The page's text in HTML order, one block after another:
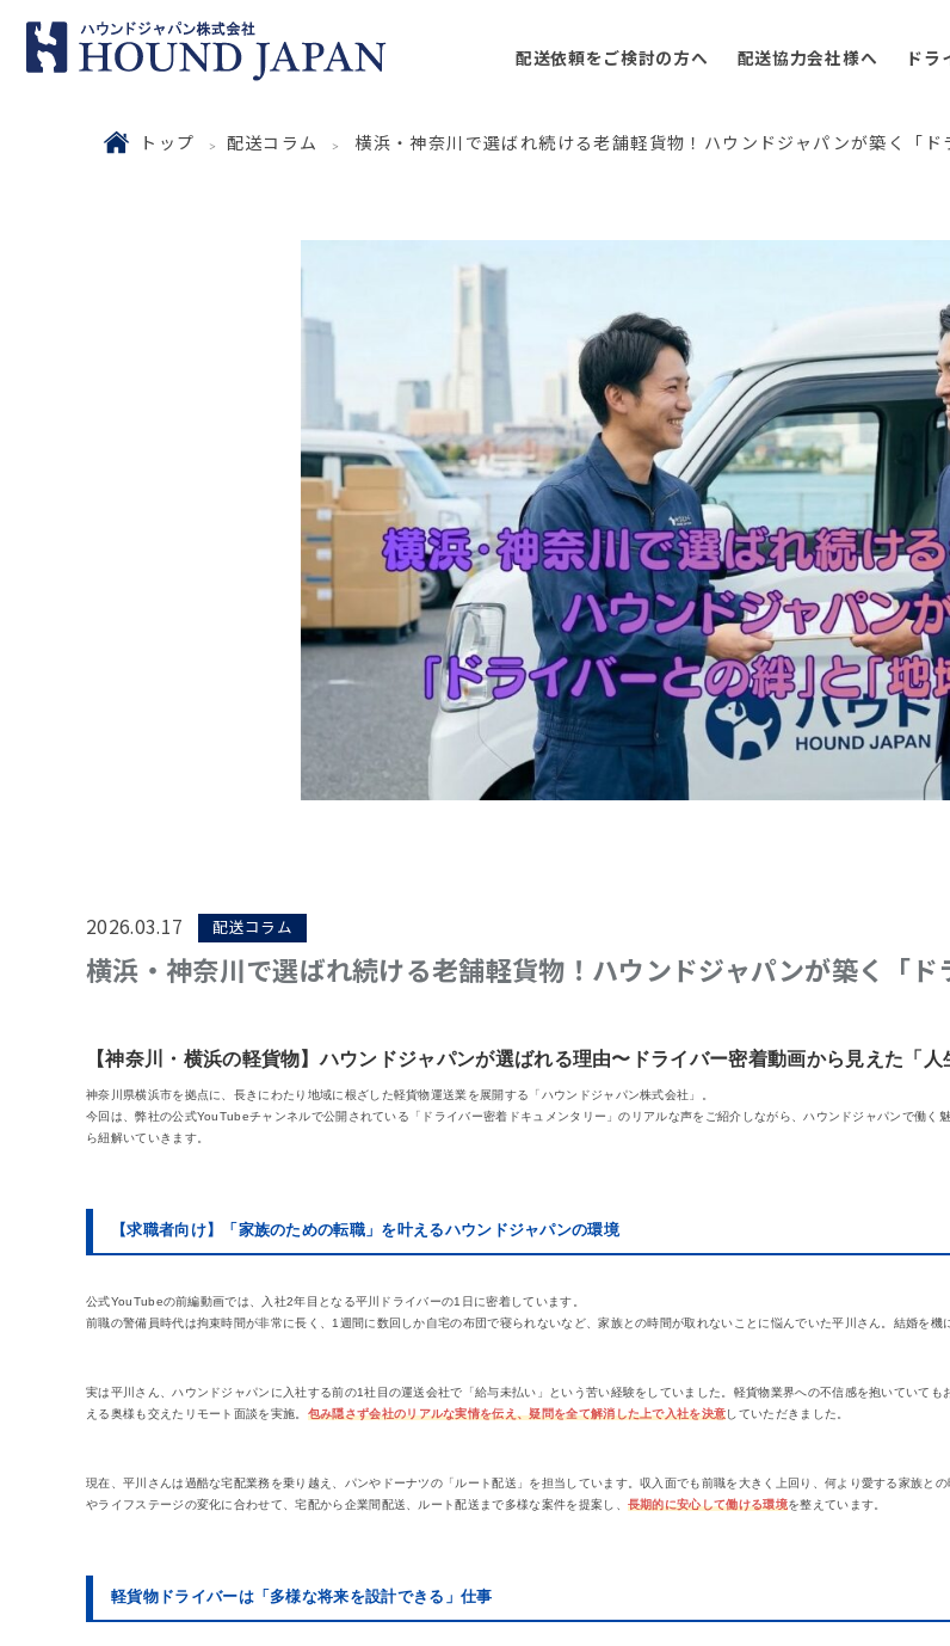
配送依頼をご検討の方へ 配送協力会社様へ ドラ
トップ 配送コラム 横浜・神奈川で選ばれ続ける老舗軽貨物！ハウンドジャパンが築く「ド
2026.03.17 配送コラム
横浜・神奈川で選ばれ続ける老舗軽貨物！ハウンドジャパンが築く「ド
【神奈川・横浜の軽貨物】ハウンドジャパンが選ばれる理由〜ドライバー密着動画から見えた「
神奈川県横浜市を拠点に、長きにわたり地域に根ざした軽貨物運送業を展開する「ハウンドジャパン株式会社」。
今回は、弊社の公式YouTubeチャンネルで公開されている「ドライバー密着ドキュメンタリー」のリアルな声をご紹介しながら、ハウンドジャパンで働
ら紐解いていきます。
【求職者向け】「家族のための転職」を叶えるハウンドジャパンの環境
公式YouTubeの前編動画では、入社2年目となる平川ドライバーの1日に密着しています。
前職の警備員時代は拘束時間が非常に長く、1週間に数回しか自宅の布団で寝られないなど、家族との時間が取れないことに悩んでいた平川さん。結婚を機
実は平川さん、ハウンドジャパンに入社する前の1社目の運送会社で「給与未払い」という苦い経験をしていました。軽貨物業界への不信感を抱いていて
える奥様も交えたリモート面談を実施。 包み隠さず会社のリアルな実情を伝え、疑問を全て解消した上で入社を決意していただきました。
現在、平川さんは過酷な宅配業務を乗り越え、パンやドーナツの「ルート配送」を担当しています。収入面でも前職を大きく上回り、何より愛する家族
やライフステージの変化に合わせて、宅配から企業間配送、ルート配送まで多様な案件を提案し、 長期的に安心して働ける環境を整えています。
軽貨物ドライバーは「多様な将来を設計できる」仕事